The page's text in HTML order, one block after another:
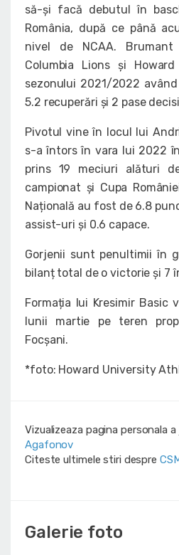
să-și facă debutul în
România, după ce până
nivel de NCAA.
Columbia Lions și
sezonului 2021/2022
5.2 recuperări și 2 pase
Pivotul vine în locul lui
s-a întors în vara lui 2022
prins 19 meciuri alături
campionat și Cupa
Națională au fost de 6.8
assist-uri și 0.6 capace.
Gorjenii sunt penultimii în
bilanț total de o victorie și 7
Formația lui Kresimir Basic
lunii martie pe teren
Focșani.
*foto: Howard University
Vizualizeaza pagina personala
Agafonov
Citeste ultimele stiri despre
Galerie foto